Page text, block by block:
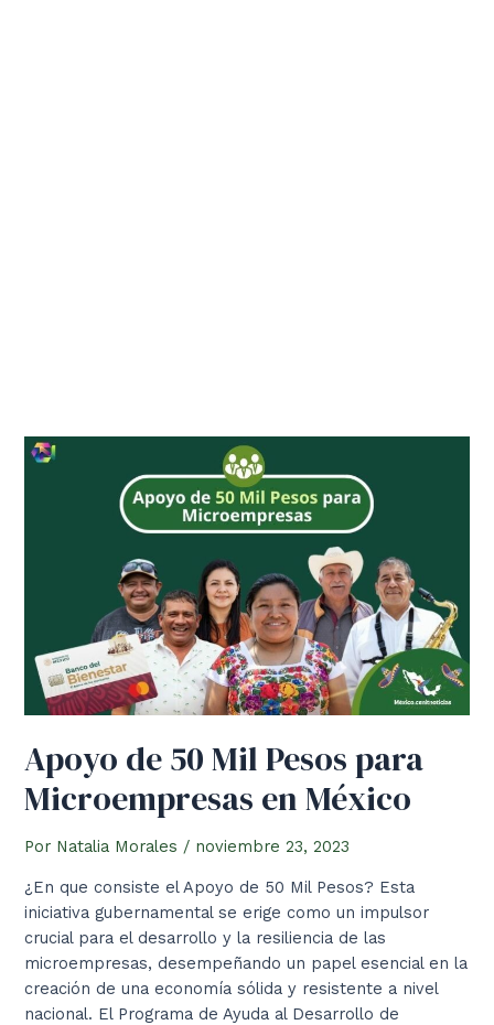
Apoyo de 50 Mil Pesos para
Microempresas en México
Por Natalia Morales / noviembre 23, 2023
¿En que consiste el Apoyo de 50 Mil Pesos? Esta
iniciativa gubernamental se erige como un impulsor
crucial para el desarrollo y la resiliencia de las
microempresas, desempeñando un papel esencial en la
creación de una economía sólida y resistente a nivel
nacional. El Programa de Ayuda al Desarrollo de